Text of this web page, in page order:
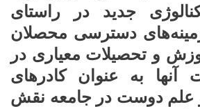
جدید در راستای
دسترسی محصلان
و تحصیلات معیاری در
آنها به عنوان کادر‌های
و علم دوست در جامعه نقش